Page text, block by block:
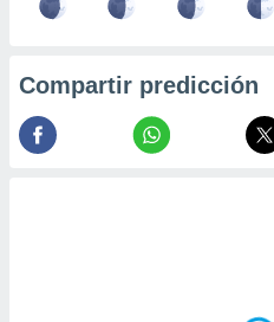
Compartir predicción